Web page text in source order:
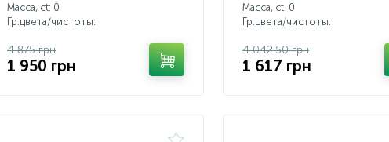
Масса, ct: 0
Гр.цвета/чистоты:
4 875 грн
1 950 грн
Масса, ct: 0
Гр.цвета/чистоты:
4 042.50 грн
1 617 грн